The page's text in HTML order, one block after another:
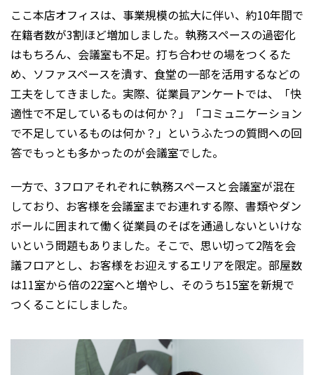
ここ本店オフィスは、事業規模の拡大に伴い、約10年間で
在籍者数が3割ほど増加しました。執務スペースの過密化
はもちろん、会議室も不足。打ち合わせの場をつくるた
め、ソファスペースを潰す、食堂の一部を活用するなどの
工夫をしてきました。実際、従業員アンケートでは、「快
適性で不足しているものは何か？」「コミュニケーション
で不足しているものは何か？」というふたつの質問への回
答でもっとも多かったのが会議室でした。
一方で、3フロアそれぞれに執務スペースと会議室が混在
しており、お客様を会議室までお連れする際、書類やダン
ボールに囲まれて働く従業員のそばを通過しないといけな
いという問題もありました。そこで、思い切って2階を会
議フロアとし、お客様をお迎えするエリアを限定。部屋数
は11室から倍の22室へと増やし、そのうち15室を新規で
つくることにしました。